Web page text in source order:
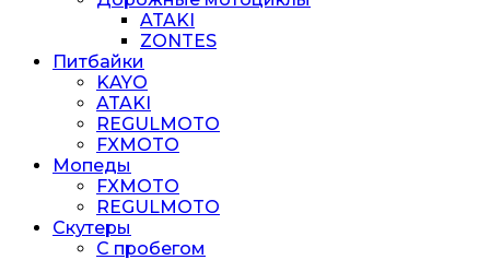
ATAKI
ZONTES
Питбайки
KAYO
ATAKI
REGULMOTO
FXMOTO
Мопеды
FXMOTO
REGULMOTO
Скутеры
С пробегом